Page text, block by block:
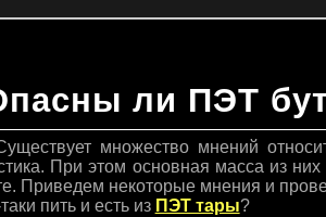
ли ПЭТ
множество мнений
При этом основная масса из
Приведем некоторые мнения и
пить и есть из ПЭТ тары?